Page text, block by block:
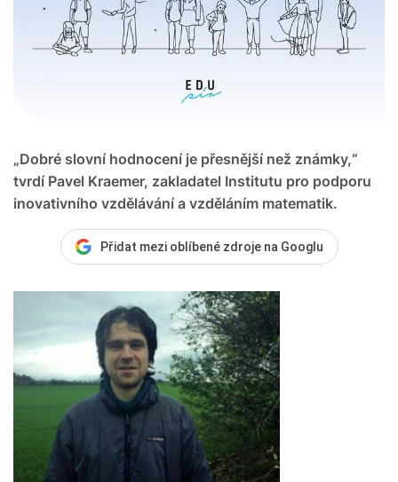
„Dobré slovní hodnocení je přesnější než známky,“
tvrdí Pavel Kraemer, zakladatel Institutu pro podporu
inovativního vzdělávání a vzděláním matematik.
Přidat mezi oblíbené zdroje na Googlu